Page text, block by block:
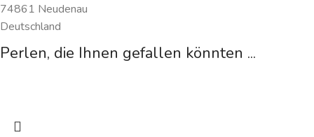
74861 Neudenau
Deutschland
Perlen, die Ihnen gefallen könnten ...